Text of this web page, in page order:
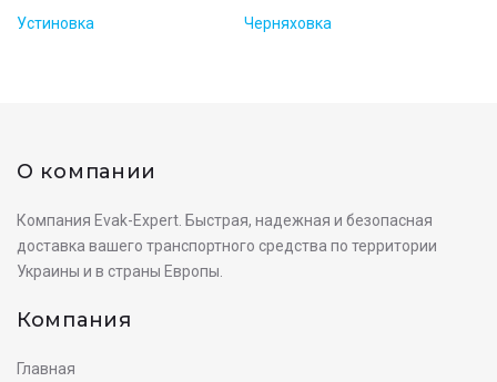
Устиновка Черняховка
О компании
Компания Evak-Expert. Быстрая, надежная и безопасная
доставка вашего транспортного средства по территории
Украины и в страны Европы.
Компания
Главная